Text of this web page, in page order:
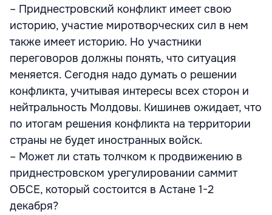
– Приднестровский конфликт имеет свою
историю, участие миротворческих сил в нем
также имеет историю. Но участники
переговоров должны понять, что ситуация
меняется. Сегодня надо думать о решении
конфликта, учитывая интересы всех сторон и
нейтральность Молдовы. Кишинев ожидает, что
по итогам решения конфликта на территории
страны не будет иностранных войск.
– Может ли стать толчком к продвижению в
приднестровском урегулировании саммит
ОБСЕ, который состоится в Астане 1-2
декабря?